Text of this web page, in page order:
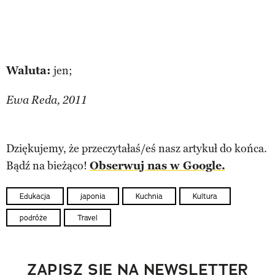
Waluta: jen;
Ewa Reda, 2011
Dziękujemy, że przeczytałaś/eś nasz artykuł do końca.
Bądź na bieżąco! Obserwuj nas w Google.
Edukacja japonia Kuchnia Kultura
podróże Travel
ZAPISZ SIĘ NA NEWSLETTER